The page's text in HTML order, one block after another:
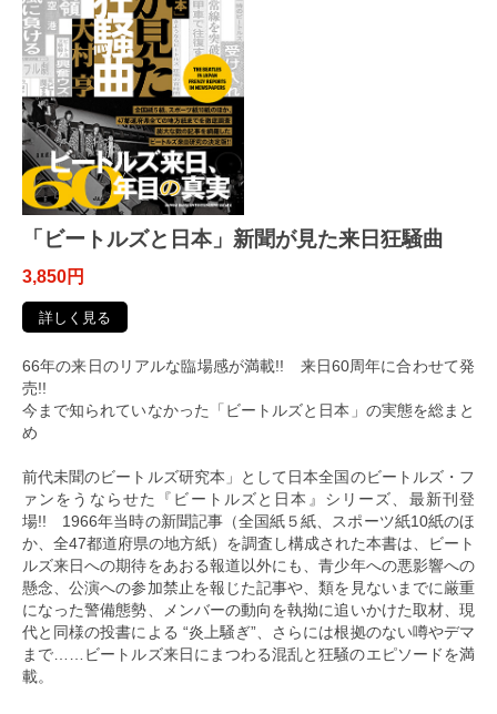
「ビートルズと日本」新聞が見た来日狂騒曲
3,850円
詳しく見る
66年の来日のリアルな臨場感が満載!! 来日60周年に合わせて発
売!!
今まで知られていなかった「ビートルズと日本」の実態を総まと
め
前代未聞のビートルズ研究本」として日本全国のビートルズ・フ
ァンをうならせた『ビートルズと日本』シリーズ、最新刊登
場!! 1966年当時の新聞記事（全国紙５紙、スポーツ紙10紙のほ
か、全47都道府県の地方紙）を調査し構成された本書は、ビート
ルズ来日への期待をあおる報道以外にも、青少年への悪影響への
懸念、公演への参加禁止を報じた記事や、類を見ないまでに厳重
になった警備態勢、メンバーの動向を執拗に追いかけた取材、現
代と同様の投書による “炎上騒ぎ”、さらには根拠のない噂やデマ
まで……ビートルズ来日にまつわる混乱と狂騒のエピソードを満
載。